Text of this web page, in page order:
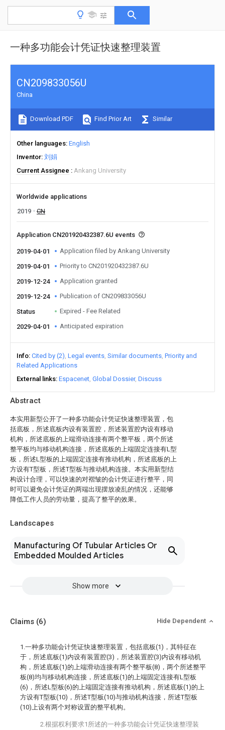
一种多功能会计凭证快速整理装置
Abstract
本实用新型公开了一种多功能会计凭证快速整理装置，包
括底板，所述底板内设有装置腔，所述装置腔内设有移动
机构，所述底板的上端滑动连接有两个整平板，两个所述
整平板均与移动机构连接，所述底板的上端固定连接有L型
板，所述L型板的上端固定连接有推动机构，所述底板的上
方设有T型板，所述T型板与推动机构连接。本实用新型结
构设计合理，可以快速的对褶皱的会计凭证进行整平，同
时可以避免会计凭证的两端出现摆放凌乱的情况，还能够
降低工作人员的劳动量，提高了整平的效果。
Landscapes
Manufacturing Of Tubular Articles Or
Embedded Moulded Articles
Show more
CN209833056U
China
Download PDF Find Prior Art Similar
Other languages English
Inventor 刘娟
Current Assignee
Ankang University
Worldwide applications
2019
CN
Application CN201920432387.6U events
2019-04-01 Application filed by Ankang University
2019-04-01 Priority to CN201920432387.6U
2019-12-24 Application granted
2019-12-24 Publication of CN209833056U
Status Expired - Fee Related
2029-04-01 Anticipated expiration
Info Cited by (2) Legal events Similar documents Priority and
Related Applications
External links Espacenet Global Dossier Discuss
Claims (6) Hide Dependent
1.一种多功能会计凭证快速整理装置，包括底板(1)，其特征在
于，所述底板(1)内设有装置腔(3)，所述装置腔(3)内设有移动机
构，所述底板(1)的上端滑动连接有两个整平板(8)，两个所述整平
板(8)均与移动机构连接，所述底板(1)的上端固定连接有L型板
(6)，所述L型板(6)的上端固定连接有推动机构，所述底板(1)的上
方设有T型板(10)，所述T型板(10)与推动机构连接，所述T型板
(10)上设有两个对称设置的整平机构。
2.根据权利要求1所述的一种多功能会计凭证快速整理装